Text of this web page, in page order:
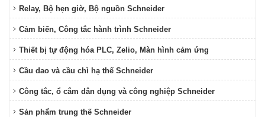
Relay, Bộ hẹn giờ, Bộ nguồn Schneider
Cảm biến, Công tắc hành trình Schneider
Thiết bị tự động hóa PLC, Zelio, Màn hình cảm ứng
Cầu dao và cầu chì hạ thế Schneider
Công tắc, ổ cắm dân dụng và công nghiệp Schneider
Sản phẩm trung thế Schneider